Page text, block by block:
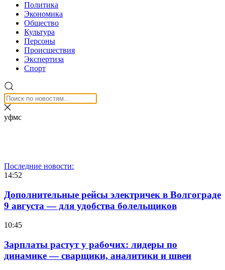
Политика
Экономика
Общество
Культура
Персоны
Происшествия
Экспертиза
Спорт
уфмс
Последние новости:
14:52
Дополнительные рейсы электричек в Волгограде
9 августа — для удобства болельщиков
10:45
Зарплаты растут у рабочих: лидеры по
динамике — сварщики, аналитики и швеи